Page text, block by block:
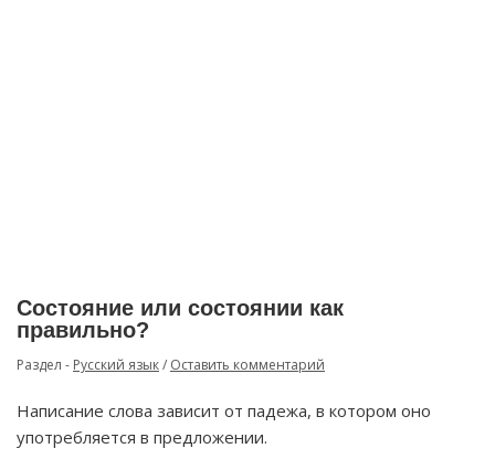
Состояние или состоянии как
правильно?
Раздел - Русский язык/ Оставить комментарий
Написание слова зависит от падежа, в котором оно
употребляется в предложении.